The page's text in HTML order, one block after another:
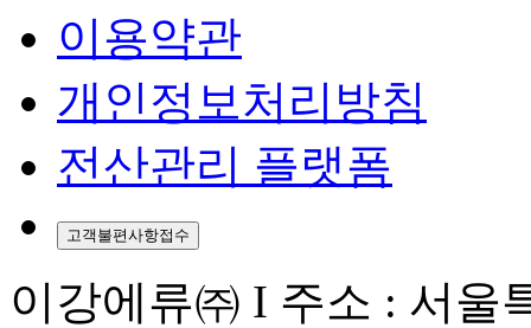
이용약관
개인정보처리방침
전산관리 플랫폼
고객불편사항접수
이강에류㈜ I 주소 : 서울